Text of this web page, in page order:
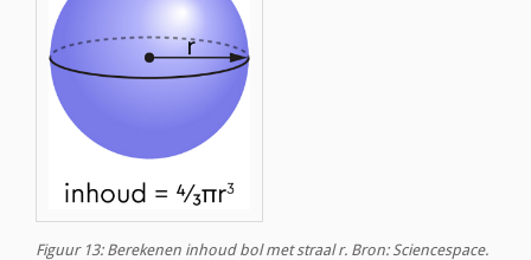
Figuur 13: Berekenen inhoud bol met straal r. Bron: Sciencespace.